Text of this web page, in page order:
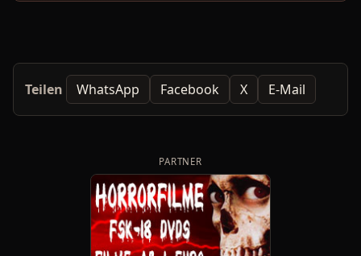
Teilen WhatsApp Facebook X E-Mail
PARTNER